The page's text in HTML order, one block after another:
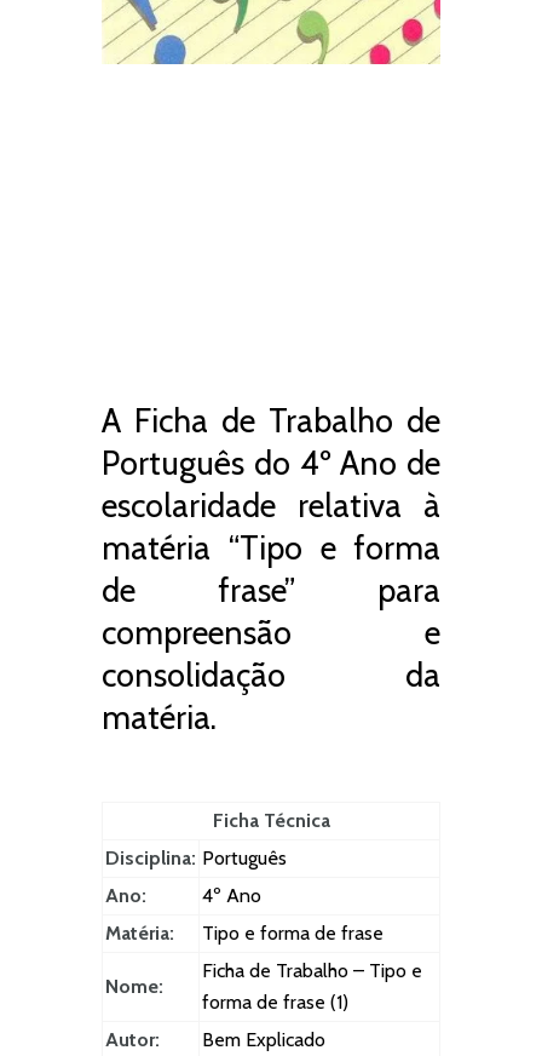
A Ficha de Trabalho de
Português do 4º Ano de
escolaridade relativa à
matéria “Tipo e forma
de frase” para
compreensão e
consolidação da
matéria.
Ficha Técnica
Disciplina: Português
Ano:
4º Ano
Matéria:
Tipo e forma de frase
Nome:
Ficha de Trabalho – Tipo e
forma de frase (1)
Autor:
Bem Explicado